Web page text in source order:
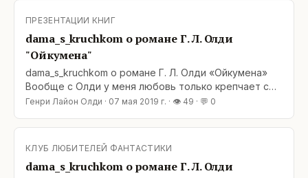
сомневалась, начиная… Ну не тянет меня уж очень
на
ПРЕЗЕНТАЦИИ КНИГ
dama_s_kruchkom о романе Г. Л. Олди
"Ойкумена"
dama_s_kruchkom о романе Г. Л. Олди «Ойкумена»
Вообще с Олди у меня любовь только крепчает с
каждой книгой. Каждый раз раскрываю все новые и
триллеры или мрачная философия… И вот
«Ойкумена». Космическая сага. Ох, как я
сомневалась, начиная… Ну не тянет меня уж очень
на
Генри Лайон Олди · 07 мая 2019 г. · 👁 49 · 💬 0
КЛУБ ЛЮБИТЕЛЕЙ ФАНТАСТИКИ
dama_s_kruchkom о романе Г. Л. Олди